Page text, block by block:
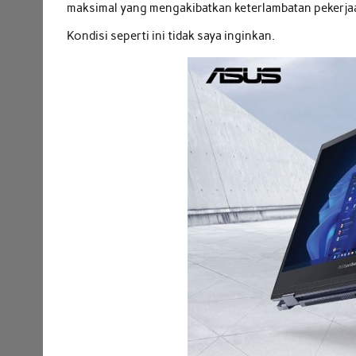
maksimal yang mengakibatkan keterlambatan
Kondisi seperti ini tidak saya inginkan.